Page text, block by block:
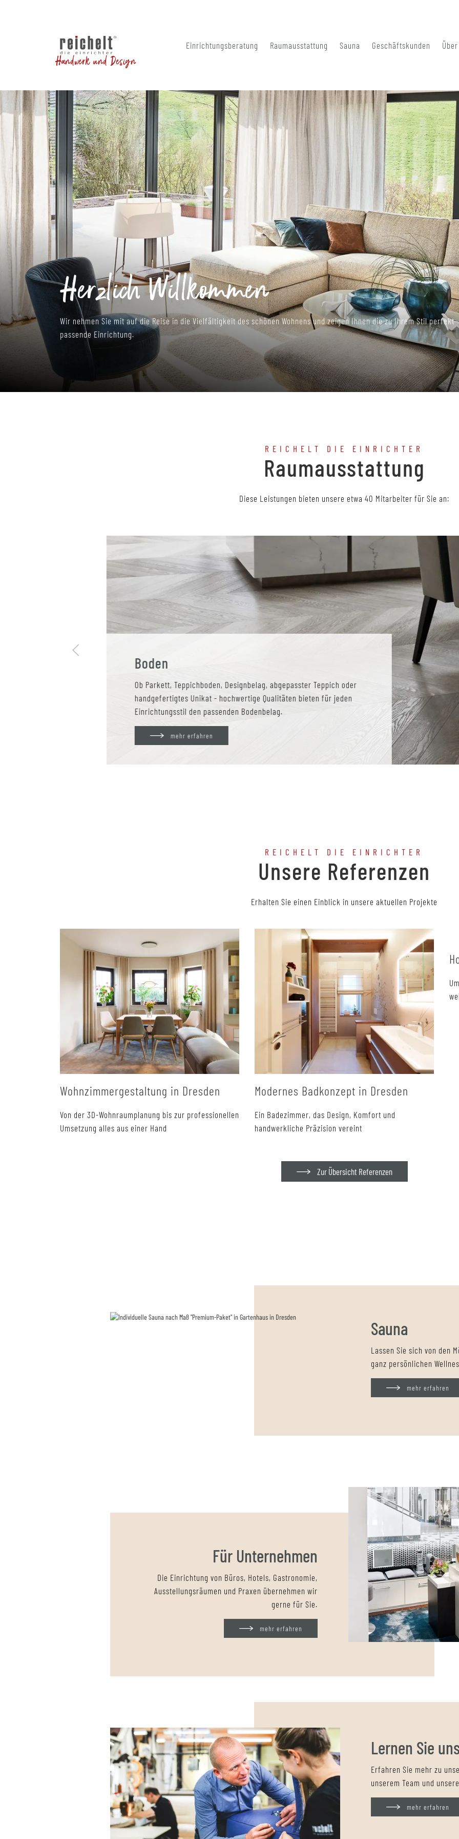
Handwerk und Design
Einrichtungsberatung Raumausstattung Sauna Geschäftskunden
Machen Sie Ihr Zuhause zu Ihrer
Wohlfühloase
und lassen Sie die einzelnen Gestaltungselemente zu einem stilvollen Zusammenspiel verbinden.
REICHELT DIE EINRICHTER
Raumausstattung
Diese Leistungen bieten unsere etwa 40 Mitarbeiter für Sie an:
Boden
Ob Parkett, Teppichboden, Designbelag, abgepasster Teppich oder
handgefertigtes Unikat - hochwertige Qualitäten bieten für jeden
Einrichtungsstil den passenden Bodenbelag.
mehr erfahren
REICHELT DIE EINRICHTER
Unsere Referenzen
Erhalten Sie einen Einblick in unsere aktuellen Projekte
Wohnzimmergestaltung in Dresden
Von der 3D-Wohnraumplanung bis zur professionellen
Umsetzung alles aus einer Hand
Modernes Badkonzept in Dresden
Ein Badezimmer, das Design, Komfort und
handwerkliche Präzision vereint
Zur Übersicht Referenzen
Sauna
Lassen Sie sich von den
ganz persönlichen
mehr erfahren
Für Unternehmen
Die Einrichtung von Büros, Hotels, Gastronomie,
Ausstellungsräumen und Praxen übernehmen wir
gerne für Sie.
mehr erfahren
Lernen Sie
Erfahren Sie mehr zu
unserem Team und
mehr erfahren